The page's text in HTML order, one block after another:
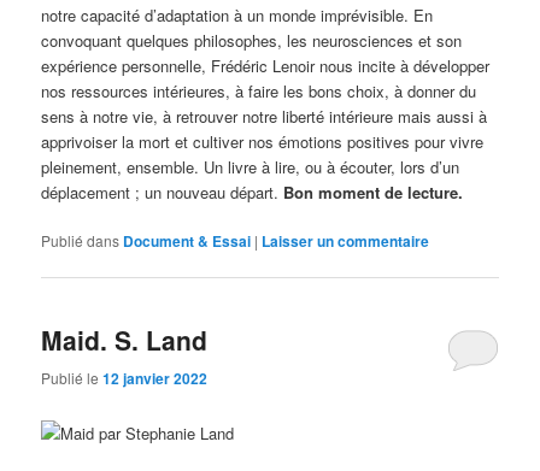
notre capacité d’adaptation à un monde imprévisible. En
convoquant quelques philosophes, les neurosciences et son
expérience personnelle, Frédéric Lenoir nous incite à développer
nos ressources intérieures, à faire les bons choix, à donner du
sens à notre vie, à retrouver notre liberté intérieure mais aussi à
apprivoiser la mort et cultiver nos émotions positives pour vivre
pleinement, ensemble. Un livre à lire, ou à écouter, lors d’un
déplacement ; un nouveau départ. Bon moment de lecture.
Publié dans Document & Essai | Laisser un commentaire
Maid. S. Land
Publié le12 janvier 2022